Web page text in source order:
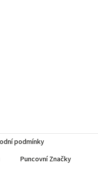
podmínky
Puncovní Značky